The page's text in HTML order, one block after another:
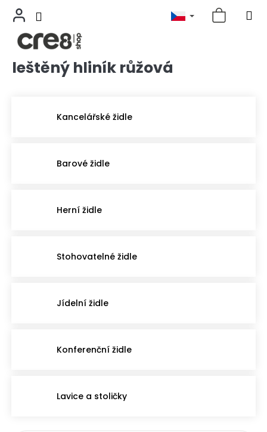
Přejítleštěný hliník růžová
Kancelářské židle
Barové židle
Herní židle
Stohovatelné židle
Jídelní židle
Konferenční židle
Lavice a stoličky